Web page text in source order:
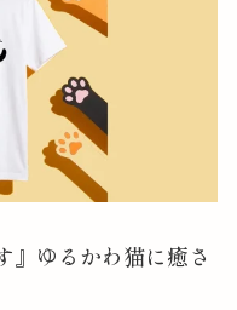
』ゆるかわ猫に癒さ